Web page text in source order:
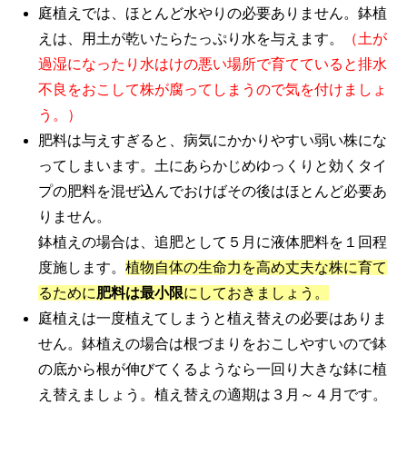
庭植えでは、ほとんど水やりの必要ありません。鉢植
えは、用土が乾いたらたっぷり水を与えます。
（土が
過湿になったり水はけの悪い場所で育てていると排水
不良をおこして株が腐ってしまうので気を付けましょ
う。）
肥料は与えすぎると、病気にかかりやすい弱い株にな
ってしまいます。土にあらかじめゆっくりと効くタイ
プの肥料を混ぜ込んでおけばその後はほとんど必要あ
りません。
鉢植えの場合は、追肥として５月に液体肥料を１回程
度施します。 植物自体の生命力を高め丈夫な株に育て
るために肥料は最小限にしておきましょう。
庭植えは一度植えてしまうと植え替えの必要はありま
せん。鉢植えの場合は根づまりをおこしやすいので鉢
の底から根が伸びてくるようなら一回り大きな鉢に植
え替えましょう。植え替えの適期は３月～４月です。